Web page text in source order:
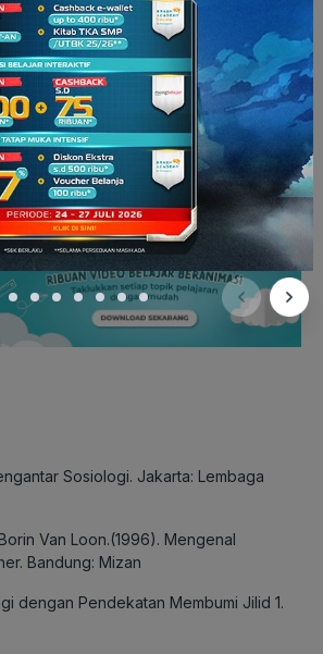
pahamkanperbedaan masyarakat
dalam kelompok sosial? Kalau kamu
yuk tonton video penjelasan dariMaster
ruangbelajar
. Penjelasannya seru dan
banyak animasinya dan ada rangkuman
langsung dihandphonekamu.
Sosiologi. Jakarta: Lembaga
Van Loon.(1996). Mengenal
Bandung: Mizan
dengan Pendekatan Membumi Jilid 1.